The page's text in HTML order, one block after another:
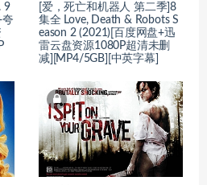
9
夸
[爱，死亡和机器人 第二季]8
集全 Love, Death & Robots S
eason 2 (2021)[百度网盘+迅
雷云盘资源1080P超清未删
减][MP4/5GB][中英字幕]